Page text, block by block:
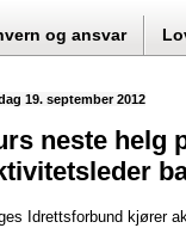
og ansvar
19. september 2012
neste helg
Idrettsforbund kjører